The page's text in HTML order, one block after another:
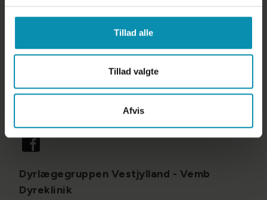
Tillad alle
Tillad valgte
Afvis
Persondatapolitik
Mandag - fredag
8:00 - 16:30
Uden for åbningstid bliver du automatisk omstillet til
vagt, når du ringer til os
Dyrlægegruppen Vestjylland - Vemb
Dyreklinik